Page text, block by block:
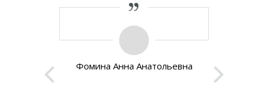
Фомина Анна Анатольевна